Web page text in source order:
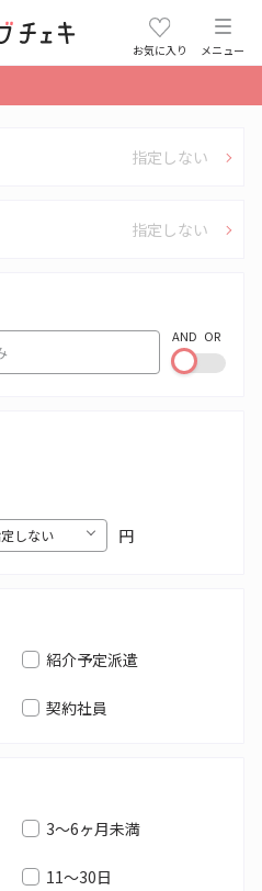
お気に入り メニュー
指定しない
指定しない
AND OR
円
紹介予定派遣
契約社員
3～6ヶ月未満
11～30日